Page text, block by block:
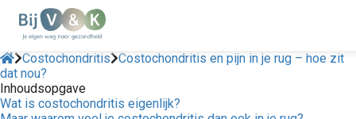
Costochondritis Costochondritis en pijn in je rug – hoe zit
dat nou?
Inhoudsopgave
Wat is costochondritis eigenlijk?